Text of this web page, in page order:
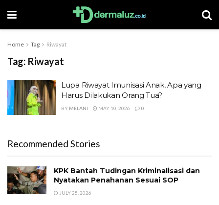
Home Tag Riwayat
Tag: Riwayat
Lupa Riwayat Imunisasi Anak, Apa yang
Harus Dilakukan Orang Tua?
BY MELANI MAY 10, 2026 0
Recommended Stories
KPK Bantah Tudingan Kriminalisasi dan
Nyatakan Penahanan Sesuai SOP
JULY 25, 2026